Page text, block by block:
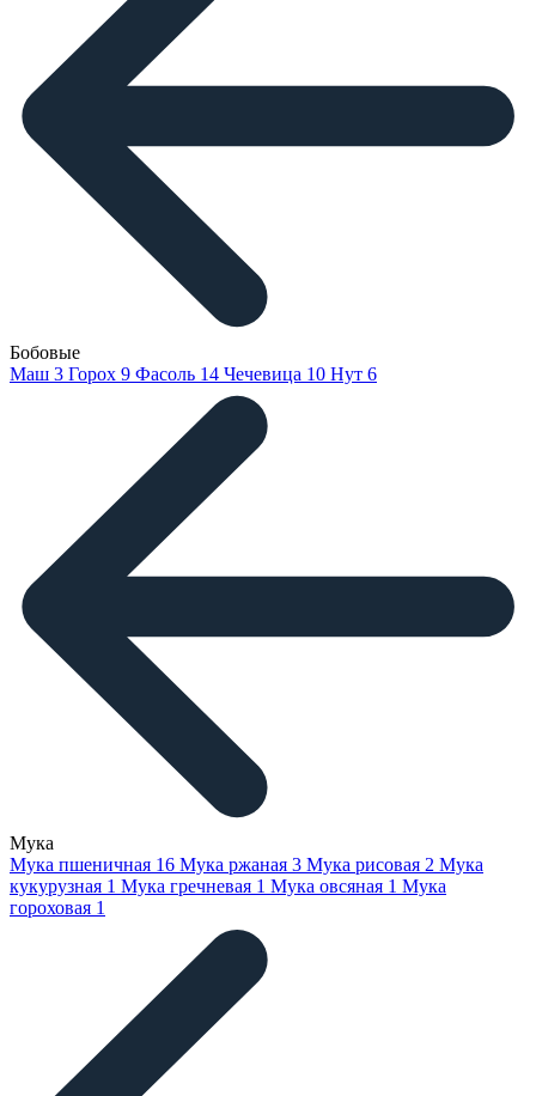
Бобовые
Маш 3 Горох 9 Фасоль 14 Чечевица 10 Нут 6
Мука
Мука пшеничная 16 Мука ржаная 3 Мука рисовая 2 Мука
кукурузная 1 Мука гречневая 1 Мука овсяная 1 Мука
гороховая 1